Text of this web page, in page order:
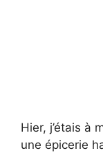
Hier, j’étais à
une épicerie